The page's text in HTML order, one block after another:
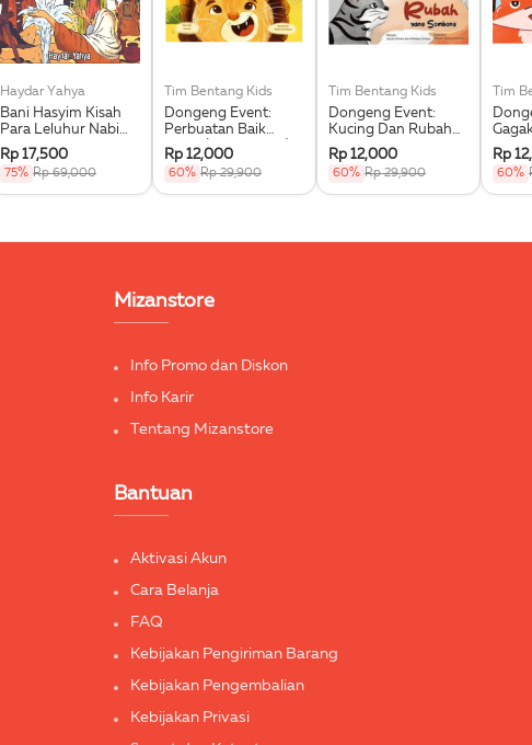
Haydar Yahya
Bani Hasyim Kisah
Para Leluhur Nabi
Muhammad Saw.
Rp 17,500
75% Rp 69,000
Tim Bentang Kids
Dongeng Event:
Perbuatan Baik
Singa (Buku Event)
Rp 12,000
60% Rp 29,900
Tim Bentang Kids
Dongeng Event:
Kucing Dan Rubah
Yang Sombong
(Buku Event)
Rp 12,000
60% Rp 29,900
Tim
Dipuji
Rp
60%
Mizanstore
Info Promo dan Diskon
Info Karir
Tentang Mizanstore
Bantuan
Aktivasi Akun
Cara Belanja
FAQ
Kebijakan Pengiriman Barang
Kebijakan Pengembalian
Kebijakan Privasi